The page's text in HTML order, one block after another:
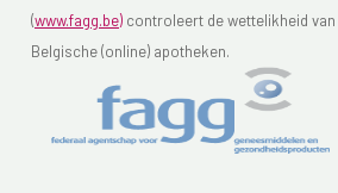
(www.fagg.be) controleert de wettelikheid van
Belgische (online) apotheken.